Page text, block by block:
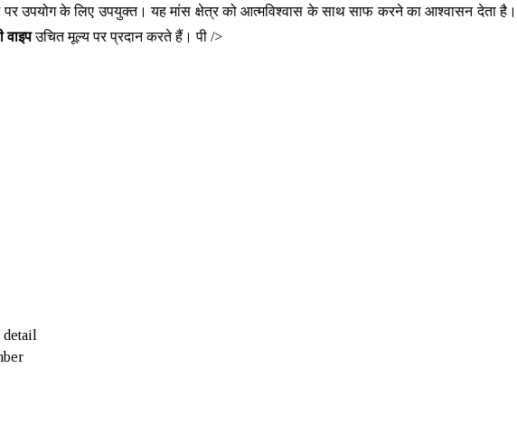
पर उपयोग के लिए उपयुक्त। यह मांस क्षेत्र को आत्मविश्वास के साथ साफ करने का आश्वासन देता है।
वाइपउचित मूल्य पर प्रदान करते हैं। पी />
detail